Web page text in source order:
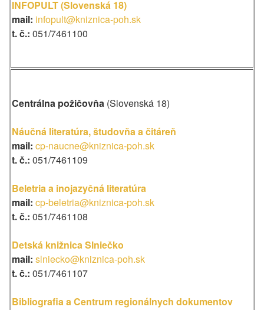
INFOPULT (Slovenská 18)
mail: infopult@kniznica-poh.sk
t. č.: 051/7461100
Centrálna požičovňa (Slovenská 18)
Náučná literatúra, študovňa a čitáreň
mail: cp-naucne@kniznica-poh.sk
t. č.: 051/7461109
Beletria a inojazyčná literatúra
mail: cp-beletria@kniznica-poh.sk
t. č.: 051/7461108
Detská knižnica Slniečko
mail: slniecko@kniznica-poh.sk
t. č.: 051/7461107
Bibliografia a Centrum regionálnych dokumentov